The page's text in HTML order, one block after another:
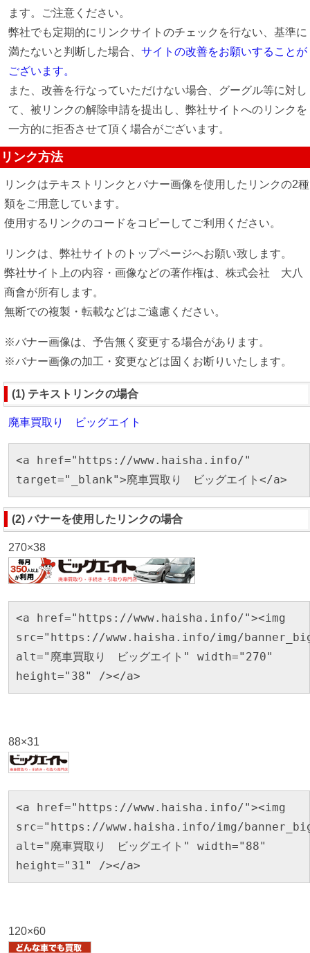
ます。ご注意ください。
弊社でも定期的にリンクサイトのチェックを行ない、基準に
満たないと判断した場合、 サイトの改善をお願いすることが
ございます。
また、改善を行なっていただけない場合、グーグル等に対し
て、被リンクの解除申請を提出し、弊社サイトへのリンクを
一方的に拒否させて頂く場合がございます。
リンク方法
リンクはテキストリンクとバナー画像を使用したリンクの2種
類をご用意しています。
使用するリンクのコードをコピーしてご利用ください。
リンクは、弊社サイトのトップページへお願い致します。
弊社サイト上の内容・画像などの著作権は、株式会社 大八
商會が所有します。
無断での複製・転載などはご遠慮ください。
※バナー画像は、予告無く変更する場合があります。
※バナー画像の加工・変更などは固くお断りいたします。
(1) テキストリンクの場合
廃車買取り ビッグエイト
<a href="https://www.haisha.info/"
target="_blank">廃車買取り ビッグエイト</a>
(2) バナーを使用したリンクの場合
270×38
<a href="https://www.haisha.info/"><img
src="https://www.haisha.info/img/
alt="廃車買取り ビッグエイト" width="270"
height="38" /></a>
88×31
<a href="https://www.haisha.info/"><img
src="https://www.haisha.info/img/
alt="廃車買取り ビッグエイト" width="88"
height="31" /></a>
120×60